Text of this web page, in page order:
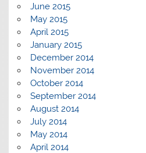
June 2015
May 2015
April 2015
January 2015
December 2014
November 2014
October 2014
September 2014
August 2014
July 2014
May 2014
April 2014